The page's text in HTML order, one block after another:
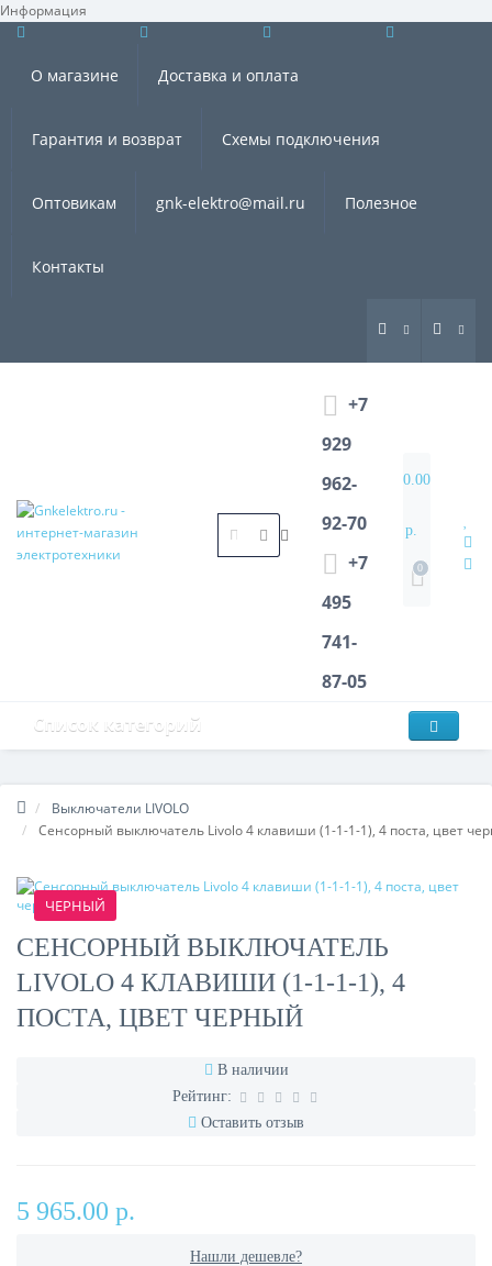
Информация ×
О магазине Доставка и оплата
Гарантия и возврат Схемы подключения
Оптовикам gnk-elektro@mail.ru Полезное
Контакты
+7
929
962-
92-70
+7
495
741-
87-05
0.00
р.
0
Список категорий
Выключатели LIVOLO
Сенсорный выключатель Livolo 4 клавиши (1-1-1-1), 4 поста, цвет
ЧЕРНЫЙ
СЕНСОРНЫЙ ВЫКЛЮЧАТЕЛЬ
LIVOLO 4 КЛАВИШИ (1-1-1-1), 4
ПОСТА, ЦВЕТ ЧЕРНЫЙ
В наличии
Рейтинг:
Оставить отзыв
5 965.00 р.
Нашли дешевле?